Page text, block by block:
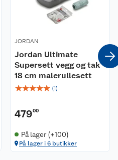
JORDAN
Jordan Ultimate
Supersett vegg og tak
18 cm malerullesett
☆☆☆☆☆ (1)
47900
På lager (+100)
På lager i 6 butikker